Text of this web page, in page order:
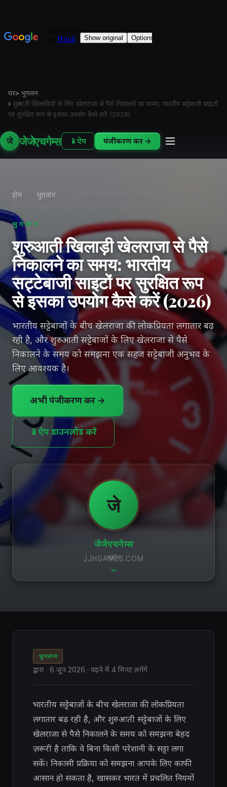
घर> भुगतान
› शुरुआती खिलाड़ियों के लिए खेलराजा से पैसे निकालने का समय: भारतीय सट्टेबाजी साइटों
पर सुरक्षित रूप से इसका उपयोग कैसे करें (2026)
जे जेजेएचगेम्स 📱 ऐप पंजीकरण करें →
होम भुगतान
भुगतान
शुरुआती खिलाड़ी खेलराजा से पैसे
निकालने का समय: भारतीय
सट्टेबाजी साइटों पर सुरक्षित रूप
से इसका उपयोग कैसे करें (2026)
भारतीय सट्टेबाजों के बीच खेलराजा की लोकप्रियता लगातार बढ़
रही है, और शुरुआती सट्टेबाजों के लिए खेलराजा से पैसे
निकालने के समय को समझना एक सहज सट्टेबाजी अनुभव के
लिए आवश्यक है।
अभी पंजीकरण करें →
📱 ऐप डाउनलोड करें
जे
जेजेएचगेम्स
JJHGAMES.COM
स्क्रॉल
भुगतान
द्वारा · 6 जून 2026 · पढ़ने में 4 मिनट लगेंगे
भारतीय सट्टेबाजों के बीच खेलराजा की लोकप्रियता
लगातार बढ़ रही है, और शुरुआती सट्टेबाजों के लिए
खेलराजा से पैसे निकालने के समय को समझना बेहद
ज़रूरी है ताकि वे बिना किसी परेशानी के सट्टा लगा
सकें। निकासी प्रक्रिया को समझना आपके लिए काफी
आसान हो सकता है, खासकर भारत में प्रचलित नियमों